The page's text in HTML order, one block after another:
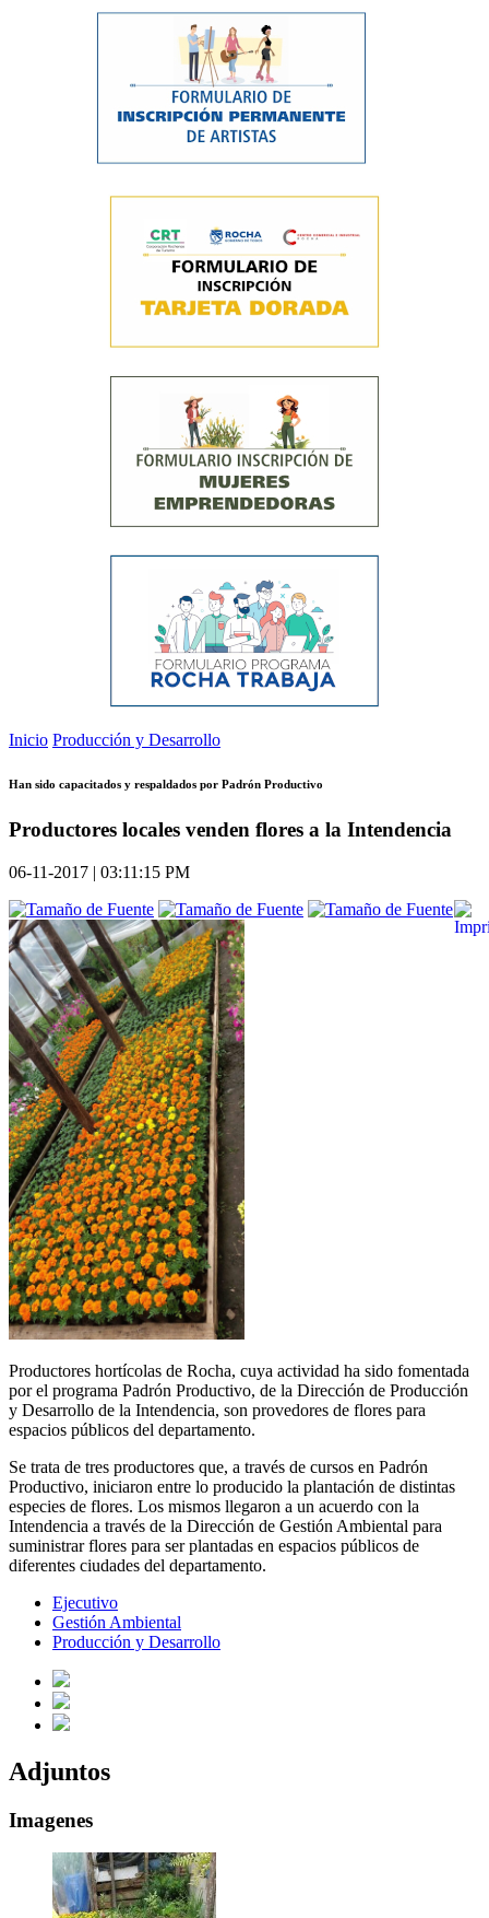
Inicio Producción y Desarrollo
Han sido capacitados y respaldados por Padrón Productivo
Productores locales venden flores a la Intendencia
06-11-2017 | 03:11:15 PM
Productores hortícolas de Rocha, cuya actividad ha sido fomentada
por el programa Padrón Productivo, de la Dirección de Producción
y Desarrollo de la Intendencia, son provedores de flores para
espacios públicos del departamento.
Se trata de tres productores que, a través de cursos en Padrón
Productivo, iniciaron entre lo producido la plantación de distintas
especies de flores. Los mismos llegaron a un acuerdo con la
Intendencia a través de la Dirección de Gestión Ambiental para
suministrar flores para ser plantadas en espacios públicos de
diferentes ciudades del departamento.
Ejecutivo
Gestión Ambiental
Producción y Desarrollo
Adjuntos
Imagenes